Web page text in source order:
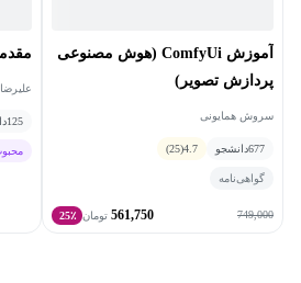
آموزش ComfyUi (هوش مصنوعی
پردازش تصویر)
سروش همایونی
677دانشجو 4.7
(25)
گواهی‌نامه
749,000
561,750 تومان 25٪
125